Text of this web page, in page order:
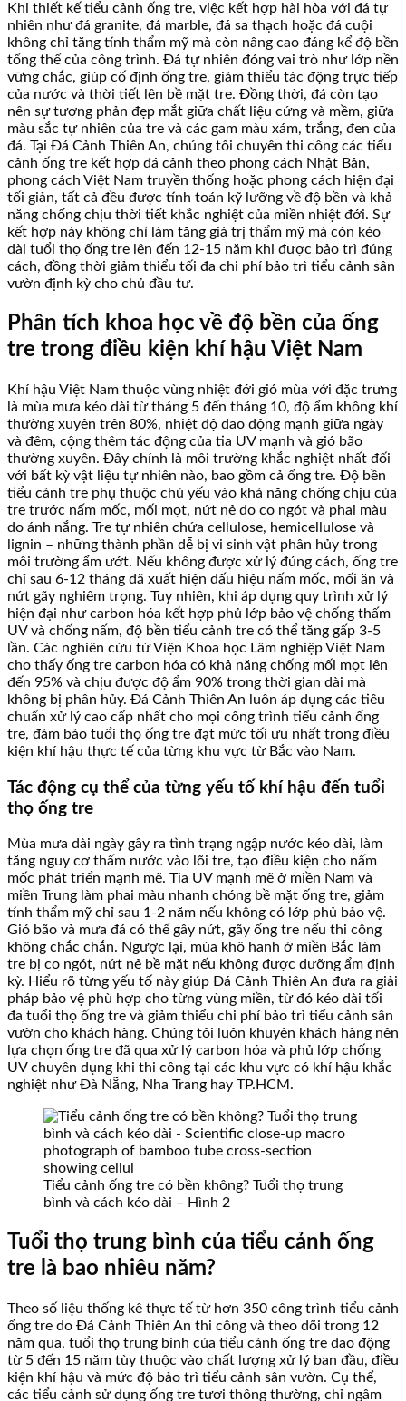
Khi thiết kế tiểu cảnh ống tre, việc kết hợp hài hòa với đá tự
nhiên như đá granite, đá marble, đá sa thạch hoặc đá cuội
không chỉ tăng tính thẩm mỹ mà còn nâng cao đáng kể độ bền
tổng thể của công trình. Đá tự nhiên đóng vai trò như lớp nền
vững chắc, giúp cố định ống tre, giảm thiểu tác động trực tiếp
của nước và thời tiết lên bề mặt tre. Đồng thời, đá còn tạo
nên sự tương phản đẹp mắt giữa chất liệu cứng và mềm, giữa
màu sắc tự nhiên của tre và các gam màu xám, trắng, đen của
đá. Tại Đá Cảnh Thiên An, chúng tôi chuyên thi công các tiểu
cảnh ống tre kết hợp đá cảnh theo phong cách Nhật Bản,
phong cách Việt Nam truyền thống hoặc phong cách hiện đại
tối giản, tất cả đều được tính toán kỹ lưỡng về độ bền và khả
năng chống chịu thời tiết khắc nghiệt của miền nhiệt đới. Sự
kết hợp này không chỉ làm tăng giá trị thẩm mỹ mà còn kéo
dài tuổi thọ ống tre lên đến 12-15 năm khi được bảo trì đúng
cách, đồng thời giảm thiểu tối đa chi phí bảo trì tiểu cảnh sân
vườn định kỳ cho chủ đầu tư.
Phân tích khoa học về độ bền của ống
tre trong điều kiện khí hậu Việt Nam
Khí hậu Việt Nam thuộc vùng nhiệt đới gió mùa với đặc trưng
là mùa mưa kéo dài từ tháng 5 đến tháng 10, độ ẩm không khí
thường xuyên trên 80%, nhiệt độ dao động mạnh giữa ngày
và đêm, cộng thêm tác động của tia UV mạnh và gió bão
thường xuyên. Đây chính là môi trường khắc nghiệt nhất đối
với bất kỳ vật liệu tự nhiên nào, bao gồm cả ống tre. Độ bền
tiểu cảnh tre phụ thuộc chủ yếu vào khả năng chống chịu của
tre trước nấm mốc, mối mọt, nứt nẻ do co ngót và phai màu
do ánh nắng. Tre tự nhiên chứa cellulose, hemicellulose và
lignin – những thành phần dễ bị vi sinh vật phân hủy trong
môi trường ẩm ướt. Nếu không được xử lý đúng cách, ống tre
chỉ sau 6-12 tháng đã xuất hiện dấu hiệu nấm mốc, mối ăn và
nứt gãy nghiêm trọng. Tuy nhiên, khi áp dụng quy trình xử lý
hiện đại như carbon hóa kết hợp phủ lớp bảo vệ chống thấm
UV và chống nấm, độ bền tiểu cảnh tre có thể tăng gấp 3-5
lần. Các nghiên cứu từ Viện Khoa học Lâm nghiệp Việt Nam
cho thấy ống tre carbon hóa có khả năng chống mối mọt lên
đến 95% và chịu được độ ẩm 90% trong thời gian dài mà
không bị phân hủy. Đá Cảnh Thiên An luôn áp dụng các tiêu
chuẩn xử lý cao cấp nhất cho mọi công trình tiểu cảnh ống
tre, đảm bảo tuổi thọ ống tre đạt mức tối ưu nhất trong điều
kiện khí hậu thực tế của từng khu vực từ Bắc vào Nam.
Tác động cụ thể của từng yếu tố khí hậu đến tuổi
thọ ống tre
Mùa mưa dài ngày gây ra tình trạng ngập nước kéo dài, làm
tăng nguy cơ thấm nước vào lõi tre, tạo điều kiện cho nấm
mốc phát triển mạnh mẽ. Tia UV mạnh mẽ ở miền Nam và
miền Trung làm phai màu nhanh chóng bề mặt ống tre, giảm
tính thẩm mỹ chỉ sau 1-2 năm nếu không có lớp phủ bảo vệ.
Gió bão và mưa đá có thể gây nứt, gãy ống tre nếu thi công
không chắc chắn. Ngược lại, mùa khô hanh ở miền Bắc làm
tre bị co ngót, nứt nẻ bề mặt nếu không được dưỡng ẩm định
kỳ. Hiểu rõ từng yếu tố này giúp Đá Cảnh Thiên An đưa ra giải
pháp bảo vệ phù hợp cho từng vùng miền, từ đó kéo dài tối
đa tuổi thọ ống tre và giảm thiểu chi phí bảo trì tiểu cảnh sân
vườn cho khách hàng. Chúng tôi luôn khuyên khách hàng nên
lựa chọn ống tre đã qua xử lý carbon hóa và phủ lớp chống
UV chuyên dụng khi thi công tại các khu vực có khí hậu khắc
nghiệt như Đà Nẵng, Nha Trang hay TP.HCM.
Tiểu cảnh ống tre có bền không? Tuổi thọ trung
bình và cách kéo dài – Hình 2
Tuổi thọ trung bình của tiểu cảnh ống
tre là bao nhiêu năm?
Theo số liệu thống kê thực tế từ hơn 350 công trình tiểu cảnh
ống tre do Đá Cảnh Thiên An thi công và theo dõi trong 12
năm qua, tuổi thọ trung bình của tiểu cảnh ống tre dao động
từ 5 đến 15 năm tùy thuộc vào chất lượng xử lý ban đầu, điều
kiện khí hậu và mức độ bảo trì tiểu cảnh sân vườn. Cụ thể,
các tiểu cảnh sử dụng ống tre tươi thông thường, chỉ ngâm